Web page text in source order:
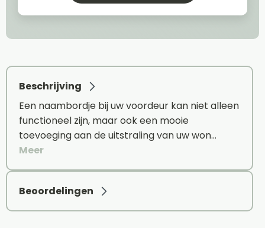
Beschrijving
Een naambordje bij uw voordeur kan niet alleen
functioneel zijn, maar ook een mooie
toevoeging aan de uitstraling van uw won…
Meer
Beoordelingen